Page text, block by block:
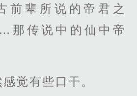
前辈所说的帝君之
那传说中的仙中帝
觉有些口干。